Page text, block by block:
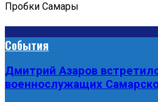
Пробки Самары
События
Дмитрий Азаров
военнослужащих